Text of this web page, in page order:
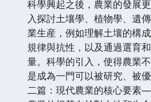
科學興起之後，農業的發展
入探討土壤學、植物學、遺
業生産，例如理解土壤的構
規律與抗性，以及通過選育
量。科學的引入，使得農業
是成為一門可以被研究、被
二篇：現代農業的核心要素